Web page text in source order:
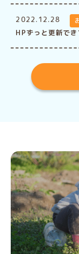
2022.12.28
HPずっと更新で